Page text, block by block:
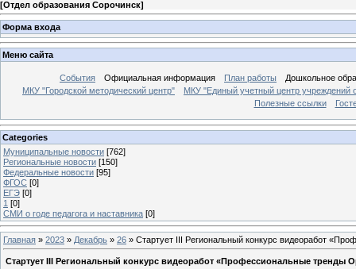
[Отдел образования Сорочинск]
Форма входа
Меню сайта
События Официальная информация План работы
Дошкольное
МКУ "Городской методический центр"
МКУ "Единый учетный центр учреждений
Полезные ссылки
Categories
Муниципальные новости [762]
Региональные новости [150]
Федеральные новости [95]
ФГОС [0]
ЕГЭ [0]
1 [0]
СМИ о годе педагога и наставника [0]
Главная » 2023 » Декабрь » 26 » Стартует III Региональный конкурс видеоработ
Стартует III Региональный конкурс видеоработ «Профессиональные тренды